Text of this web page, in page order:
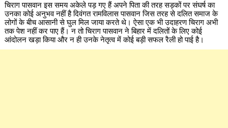
चिराग पासवान इस समय अकेले पड़ गए हैं अपने पिता की तरह सड़कों पर संघर्ष का
उनका कोई अनुभव नहीं है दिवंगत रामविलास पासवान जिस तरह से दलित समाज के
लोगों के बीच आसानी से घुल मिल जाया करते थे। ऐसा एक भी उदाहरण चिराग अभी
तक पेश नहीं कर पाए हैं। न तो चिराग पासवान ने बिहार में दलितों के लिए कोई
आंदोलन खड़ा किया और न ही उनके नेतृत्व में कोई बड़ी सफल रैली हो पाई है।